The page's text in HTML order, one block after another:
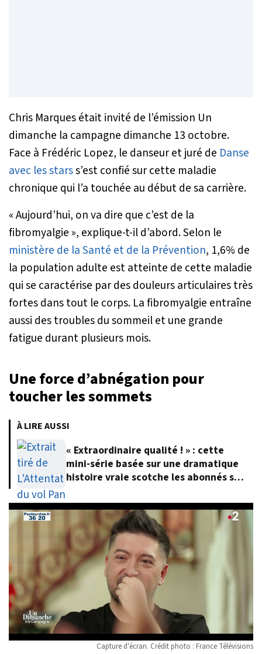
Chris Marques était invité de l’émission Un
dimanche la campagne dimanche 13 octobre.
Face à Frédéric Lopez, le danseur et juré de Danse
avec les starss’est confié sur cette maladie
chronique qui l’a touchée au début de sa carrière.
«Aujourd’hui, on va dire que c’est de la
fibromyalgie », explique-t-il d’abord. Selon le
ministère de la Santé et de la Prévention, 1,6% de
la population adulte est atteinte de cette maladie
qui se caractérise par des douleurs articulaires très
fortes dans tout le corps. La fibromyalgie entraîne
aussi des troubles du sommeil et une grande
fatigue durant plusieurs mois.
Une force d’abnégation pour
toucher les sommets
À LIRE AUSSI
« Extraordinaire qualité ! » : cette
mini-série basée sur une dramatique
histoire vraie scotche les abonnés sur
Capture d'écran. Crédit photo : France Télévisions